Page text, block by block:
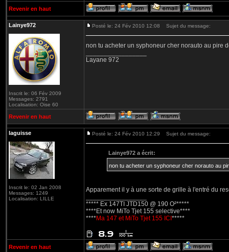
Revenir en haut
Lainye972
Inscrit le: 06 Fév 2009
Messages: 2791
Localisation: Oise 60
Posté le: 24 Fév 2010 12:08 Sujet du message:
non tu acheter un syphoneur cher norauto au pire
Layane 972
Revenir en haut
laguisse
Inscrit le: 02 Jan 2008
Messages: 1249
Localisation: LILLE
Posté le: 24 Fév 2010 12:29 Sujet du message:
Lainye972 a écrit:
non tu acheter un syphoneur cher norauto au
Apparement il y à une sorte de grille à l'entré du
***** Ex 147TI JTD150 @ 190 O²*****
****Et now MiTo Tjet 155 selective****
****Ma 147 et MiTo Tjet 155 ICI *****
Revenir en haut